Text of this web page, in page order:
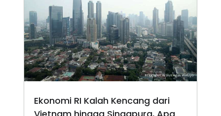
Ekonomi RI Kalah Kencang dari